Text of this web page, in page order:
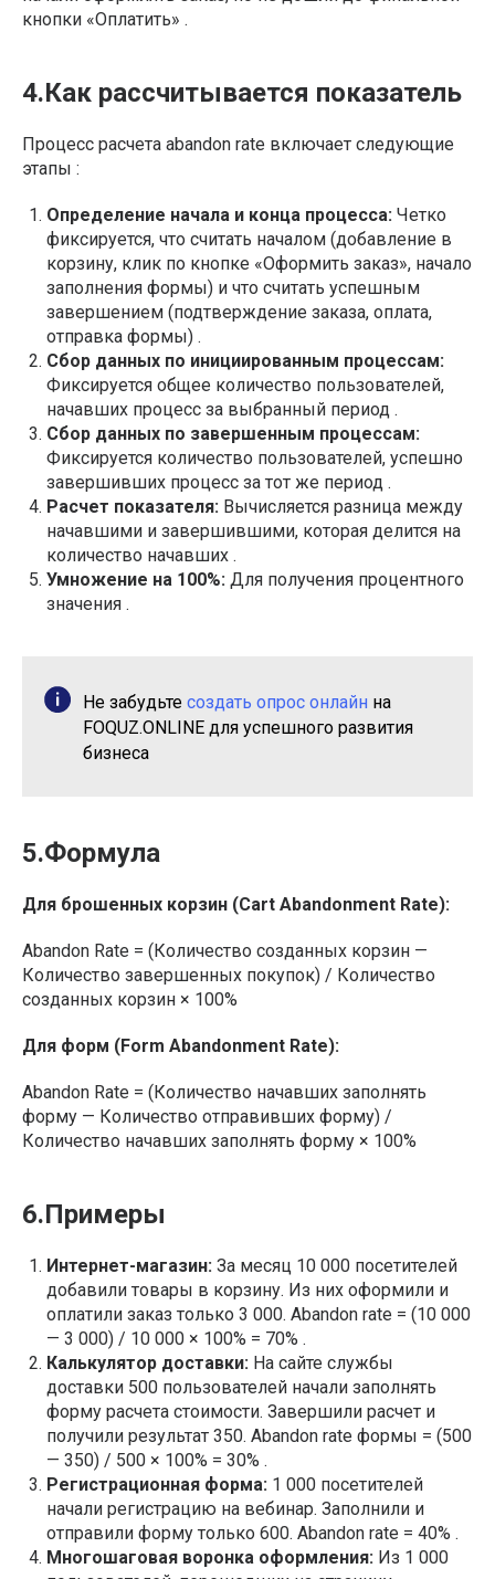
кнопки «Оплатить» .
4.Как рассчитывается показатель
Процесс расчета abandon rate включает следующие
этапы :
Определение начала и конца процесса: Четко
фиксируется, что считать началом (добавление в
корзину, клик по кнопке «Оформить заказ», начало
заполнения формы) и что считать успешным
завершением (подтверждение заказа, оплата,
отправка формы) .
Сбор данных по инициированным процессам:
Фиксируется общее количество пользователей,
начавших процесс за выбранный период .
Сбор данных по завершенным процессам:
Фиксируется количество пользователей, успешно
завершивших процесс за тот же период .
Расчет показателя: Вычисляется разница между
начавшими и завершившими, которая делится на
количество начавших .
Умножение на 100%: Для получения процентного
значения .
Не забудьте создать опрос онлайн на
FOQUZ.ONLINE для успешного развития
бизнеса
5.Формула
Для брошенных корзин (Cart Abandonment Rate):
Abandon Rate = (Количество созданных корзин —
Количество завершенных покупок) / Количество
созданных корзин × 100%
Для форм (Form Abandonment Rate):
Abandon Rate = (Количество начавших заполнять
форму — Количество отправивших форму) /
Количество начавших заполнять форму × 100%
6.Примеры
Интернет-магазин: За месяц 10 000 посетителей
добавили товары в корзину. Из них оформили и
оплатили заказ только 3 000. Abandon rate = (10 000
— 3 000) / 10 000 × 100% = 70% .
Калькулятор доставки: На сайте службы
доставки 500 пользователей начали заполнять
форму расчета стоимости. Завершили расчет и
получили результат 350. Abandon rate формы = (500
— 350) / 500 × 100% = 30% .
Регистрационная форма: 1 000 посетителей
начали регистрацию на вебинар. Заполнили и
отправили форму только 600. Abandon rate = 40% .
Многошаговая воронка оформления: Из 1 000